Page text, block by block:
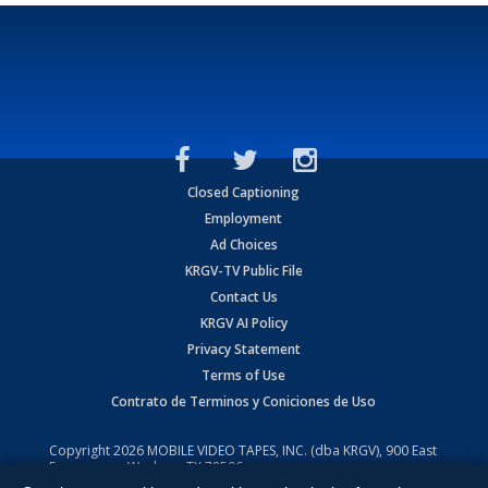
Closed Captioning
Employment
Ad Choices
KRGV-TV Public File
Contact Us
KRGV AI Policy
Privacy Statement
Terms of Use
Contrato de Terminos y Coniciones de Uso
Copyright2026 MOBILE VIDEO TAPES, INC. (dba KRGV), 900 East
Expressway, Weslaco, TX 78596.